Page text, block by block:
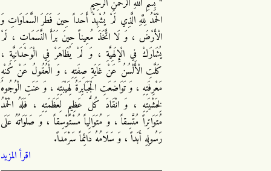
" بِسْمِ اللَّهِ الرَّحْمنِ الرَّحِيمِ
الْحَمْدُ لِلَّهِ الَّذِي لَمْ يُشْهِدْ أَحَداً حِينَ فَطَرَ السَّمَاوَاتِ وَ
الْأَرْضَ ، وَ لَا اتَّخَذَ مُعِيناً حِينَ بَرَأَ النَّسَمَاتِ ، لَمْ
يُشَارَكْ فِي الْإِلَهِيَّةِ ، وَ لَمْ يُظَاهَرْ فِي الْوَحْدَانِيَّةِ ،
كَلَّتِ الْأَلْسُنُ عَنْ غَايَةِ صِفَتِهِ ، وَ الْعُقُولُ عَنْ كُنْهِ
مَعْرِفَتِهِ ، وَ تَوَاضَعَتِ الْجَبَابِرَةُ لِهَيْبَتِهِ ، وَ عَنَتِ الْوُجُوهُ
لِخَشْيَتِهِ ، وَ انْقَادَ كُلُّ عَظِيمٍ لِعَظَمَتِهِ ، فَلَهُ الْحَمْدُ
مُتَوَاتِراً مُتَّسِقاً ، وَ مُتَوَالِياً مُسْتَوْسِقاً ، وَ صَلَوَاتُهُ عَلَى
رَسُولِهِ أَبَداً ، وَ سَلَامُهُ دَائِماً سَرْمَداً.
اقرأ المزيد